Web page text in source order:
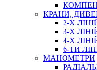
КРАНИ,
2-Х
3-Х
4-Х
6-ТИ
МАНОМЕТРИ